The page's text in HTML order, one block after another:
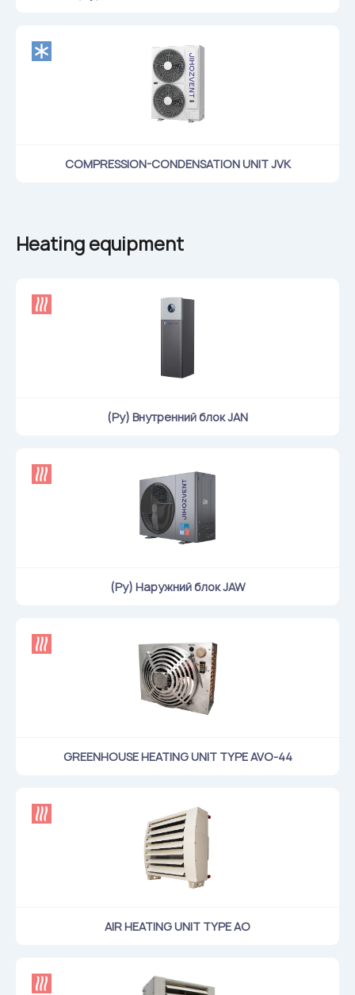
COMPRESSION-CONDENSATION UNIT JVК
Heating equipment
(Ру) Внутренний блок JAN
(Ру) Наружний блок JAW
GREENHOUSE HEATING UNIT TYPE AVO-44
AIR HEATING UNIT TYPE AO